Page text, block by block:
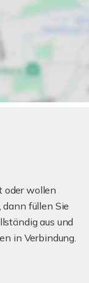
oder wollen
füllen Sie
aus und
in Verbindung.